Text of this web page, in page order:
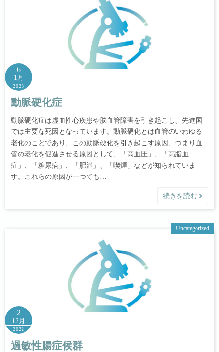
6
1月
2023
動脈硬化症
動脈硬化症は虚血性心疾患や脳血管障害を引き起こし、先進国
では主要な死因となっています。動脈硬化とは血管のいわゆる
老化のことであり、この動脈硬化を引き起こす原因、つまり血
管の老化を促進させる原因として、「高血圧」、「高脂血
症」、「糖尿病」、「肥満」、「喫煙」などが知られていま
す。これらの原因が一つでも…
続きを読む
Uncategorized
2
12月
2022
過敏性腸症候群